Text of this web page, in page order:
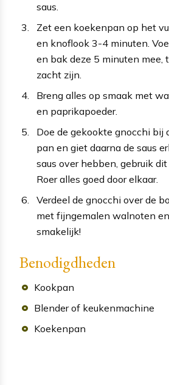
saus.
Zet een koekenpan op het
en knoflook 3-4 minuten.
en bak deze 5 minuten mee,
zacht zijn.
Breng alles op smaak met
en paprikapoeder.
Doe de gekookte gnocchi bij
pan en giet daarna de saus
saus over hebben, gebruik
Roer alles goed door elkaar.
Verdeel de gnocchi over de
met fijngemalen walnoten
smakelijk!
Benodigdheden
Kookpan
Blender of keukenmachine
Koekenpan